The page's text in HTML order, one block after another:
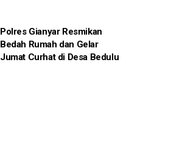
Polres Gianyar Resmikan
Bedah Rumah dan Gelar
Jumat Curhat di Desa Bedulu